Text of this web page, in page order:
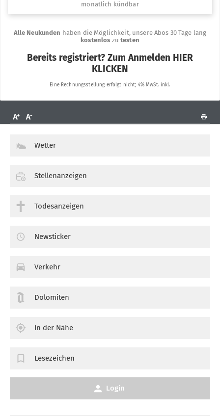
Wetter
Stellenanzeigen
Todesanzeigen
Newsticker
Verkehr
Dolomiten
In der Nähe
Lesezeichen
Login